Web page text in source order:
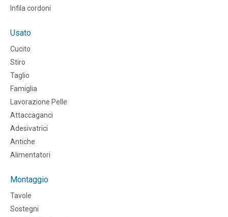
Infila cordoni
Usato
Cucito
Stiro
Taglio
Famiglia
Lavorazione Pelle
Attaccaganci
Adesivatrici
Antiche
Alimentatori
Montaggio
Tavole
Sostegni